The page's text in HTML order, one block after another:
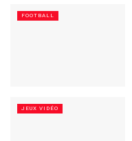
FOOTBALL
JEUX VIDÉO